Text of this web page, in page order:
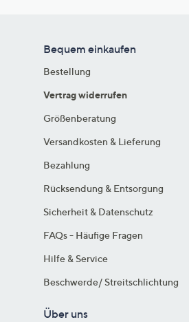
Bequem einkaufen
Bestellung
Vertrag widerrufen
Größenberatung
Versandkosten & Lieferung
Bezahlung
Rücksendung & Entsorgung
Sicherheit & Datenschutz
FAQs - Häufige Fragen
Hilfe & Service
Beschwerde/ Streitschlichtung
Über uns